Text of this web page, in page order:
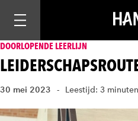
Mobiele navigatie openen
DOORLOPENDE LEERLIJN
30 mei 2023 Leestijd: 3 minuten